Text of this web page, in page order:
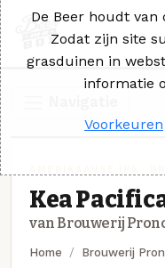
Kea
van Brouwerij
Home Brouwerij
De Beer houdt
Zodat zijn site
grasduinen in
informatie
Voorkeuren